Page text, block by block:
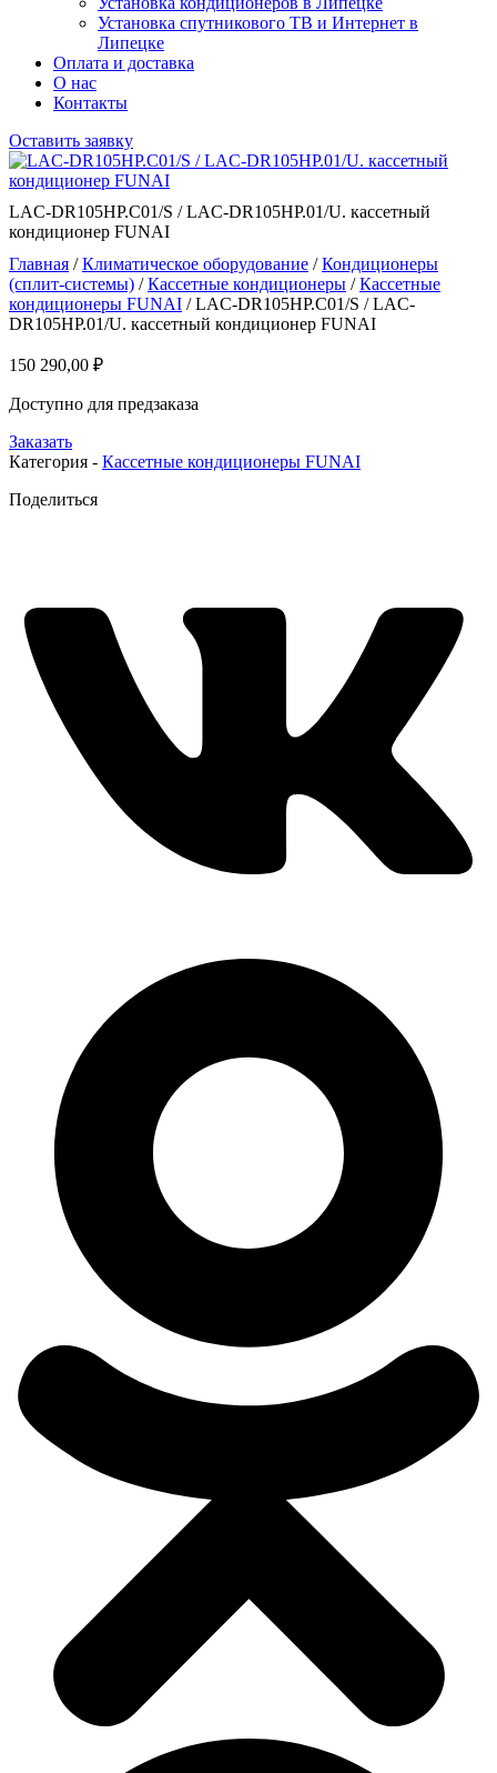
Установка спутникового ТВ и Интернет в
Липецке
Оплата и доставка
О нас
Контакты
Оставить заявку
LAC-DR105HP.C01/S / LAC-DR105HP.01/U. кассетный
кондиционер FUNAI
Главная /Климатическое оборудование /Кондиционеры
(сплит-системы) /Кассетные кондиционеры /Кассетные
кондиционеры FUNAI / LAC-DR105HP.C01/S / LAC-
DR105HP.01/U. кассетный кондиционер FUNAI
150 290,00 ₽
Доступно для предзаказа
Заказать
Категория - Кассетные кондиционеры FUNAI
Поделиться